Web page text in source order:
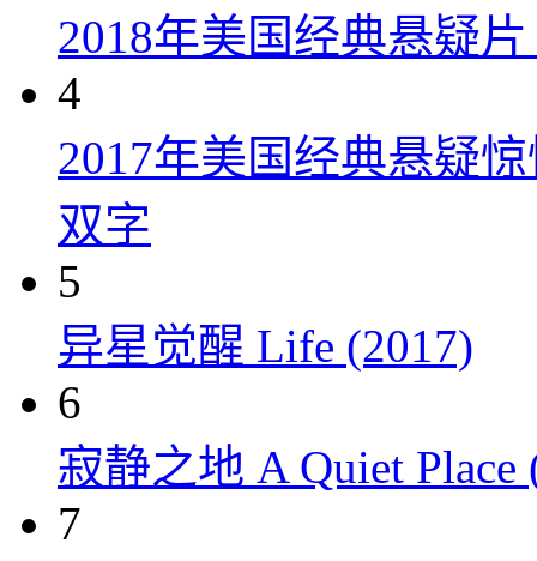
2018年美国经典悬疑
4
2017年美国经典悬疑
双字
5
异星觉醒 Life (2017)
6
寂静之地 A Quiet Place
7